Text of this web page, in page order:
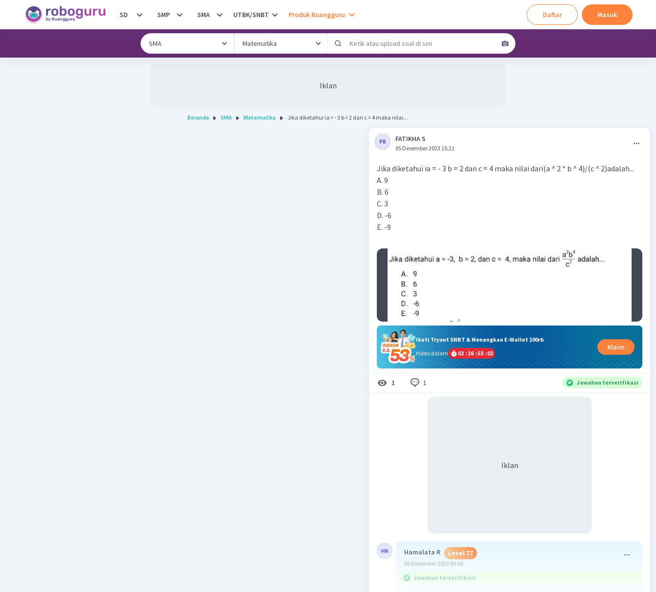
SD SMP SMA UTBK/SNBT Produk Ruangguru Daftar Masuk
Iklan
Beranda SMA Matematika Jika diketahui ia = - 3 b = 2 dan c = 4 maka nilai...
FATIKHA S
05 Desember 2023 15:21
Jika diketahui ia = - 3 b = 2 dan c = 4 maka nilai dari(a ^ 2 * b ^ 4)/(c ^ 2)adalah...
A. 9
B. 6
C. 3
D. -6
E. -9
Ikuti Tryout SNBT & Menangkan E-Wallet 100rb
Habis dalam
02 :16 :53 :02
Klaim
1 1 Jawaban terverifikasi
Iklan
Hamalata R Level 77
06 Desember 2023 05:56
Jawaban terverifikasi